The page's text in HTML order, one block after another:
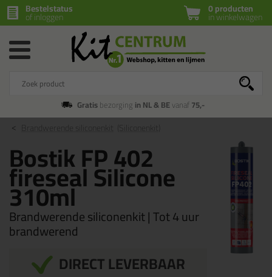
0 producten
in winkelwagen
Bestelstatus
of inloggen
Gratisbezorging in NL & BEvanaf75,-
Brandwerende siliconenkit
Bostik FP 402
fireseal Silicone
310ml
Brandwerende siliconenkit | Tot 4 uur
brandwerend
DIRECT LEVERBAAR